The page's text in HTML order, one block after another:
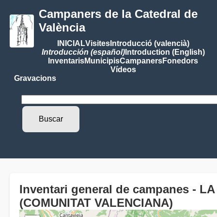
Campaners de la Catedral de
València
INICIALVisitesIntroducció (valencià)
Introducción (español)Introduction (English)
InventarisMunicipisCampanersFonedors
Vídeos
Gravacions
Inventari general de campanes -
(COMUNITAT VALENCIANA)